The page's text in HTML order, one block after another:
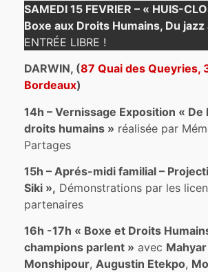
SAMEDI 15 FEVRIER – « HUIS-
Boxe aux Droits Humains, Du jazz
ENTRÉE LIBRE !
DARWIN, (87 Quai des Queyries,
Bordeaux)
14h – Vernissage Exposition « De
droits humains » réalisée par
Partages
15h – Aprés-midi familial –
Siki », Démonstrations par les
partenaires
16h -17h « Boxe et Droits
champions parlent » avec Mahyar
Monshipour,Augustin Etekpo,